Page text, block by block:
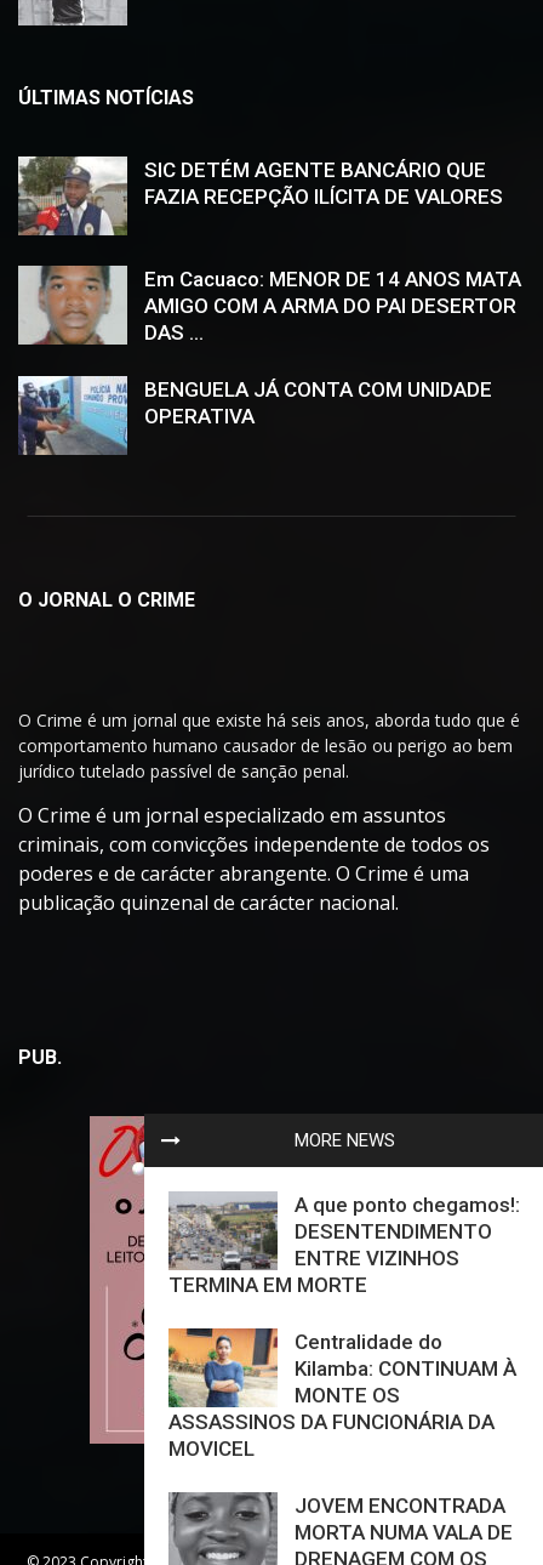
MORE NEWS
A que ponto chegamos!:
DESENTENDIMENTO
ENTRE VIZINHOS
TERMINA EM MORTE
Centralidade do
Kilamba: CONTINUAM À
MONTE OS
ASSASSINOS DA FUNCIONÁRIA DA
MOVICEL
JOVEM ENCONTRADA
MORTA NUMA VALA DE
DRENAGEM COM OS
ÚLTIMAS NOTÍCIAS
SIC DETÉM AGENTE BANCÁRIO QUE
FAZIA RECEPÇÃO ILÍCITA DE VALORES
Em Cacuaco: MENOR DE 14 ANOS MATA
AMIGO COM A ARMA DO PAI DESERTOR
DAS ...
BENGUELA JÁ CONTA COM UNIDADE
OPERATIVA
O JORNAL O CRIME
O Crime é um jornal que existe há seis anos, aborda tudo que é
comportamento humano causador de lesão ou perigo ao bem
jurídico tutelado passível de sanção penal.
O Crime é um jornal especializado em assuntos
criminais, com convicções independente de todos os
poderes e de carácter abrangente. O Crime é uma
publicação quinzenal de carácter nacional.
PUB.